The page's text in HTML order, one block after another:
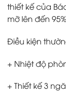
thiết kế của
mỡ lên đến
Điều kiện
+ Nhiệt độ
+ Thiết kế 3